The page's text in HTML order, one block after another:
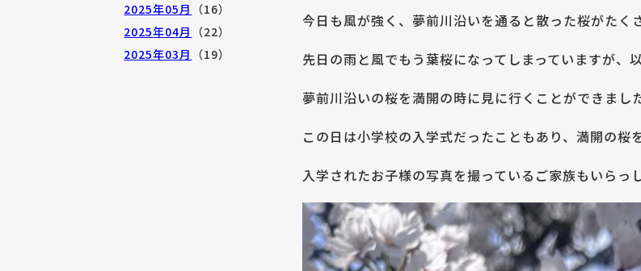
今日も風が強く、夢前川沿いを通ると散った桜がたく
先日の雨と風でもう葉桜になってしまっていますが、
夢前川沿いの桜を満開の時に見に行くことができまし
この日は小学校の入学式だったこともあり、満開の桜
入学されたお子様の写真を撮っているご家族もいらっ
2025年05月 （16）
2025年04月 （22）
2025年03月 （19）